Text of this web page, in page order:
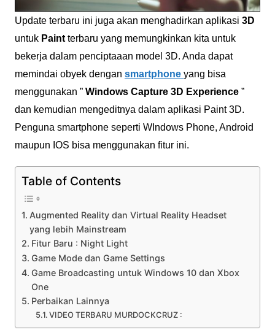
Update terbaru ini juga akan menghadirkan aplikasi 3D
untuk Paintterbaru yang memungkinkan kita untuk
bekerja dalam penciptaaan model 3D. Anda dapat
memindai obyek dengan smartphone yang bisa
menggunakan ” Windows Capture 3D Experience”
dan kemudian mengeditnya dalam aplikasi Paint 3D.
Penguna smartphone seperti WIndows Phone, Android
maupun IOS bisa menggunakan fitur ini.
Table of Contents
Augmented Reality dan Virtual Reality Headset
yang lebih Mainstream
Fitur Baru : Night Light
Game Mode dan Game Settings
Game Broadcasting untuk Windows 10 dan Xbox
One
Perbaikan Lainnya
VIDEO TERBARU MURDOCKCRUZ :